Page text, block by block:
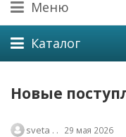
Меню
Каталог
Новые
sveta . . 29 мая 2026